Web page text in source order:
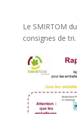
Le SMIRTOM
consignes de tri.